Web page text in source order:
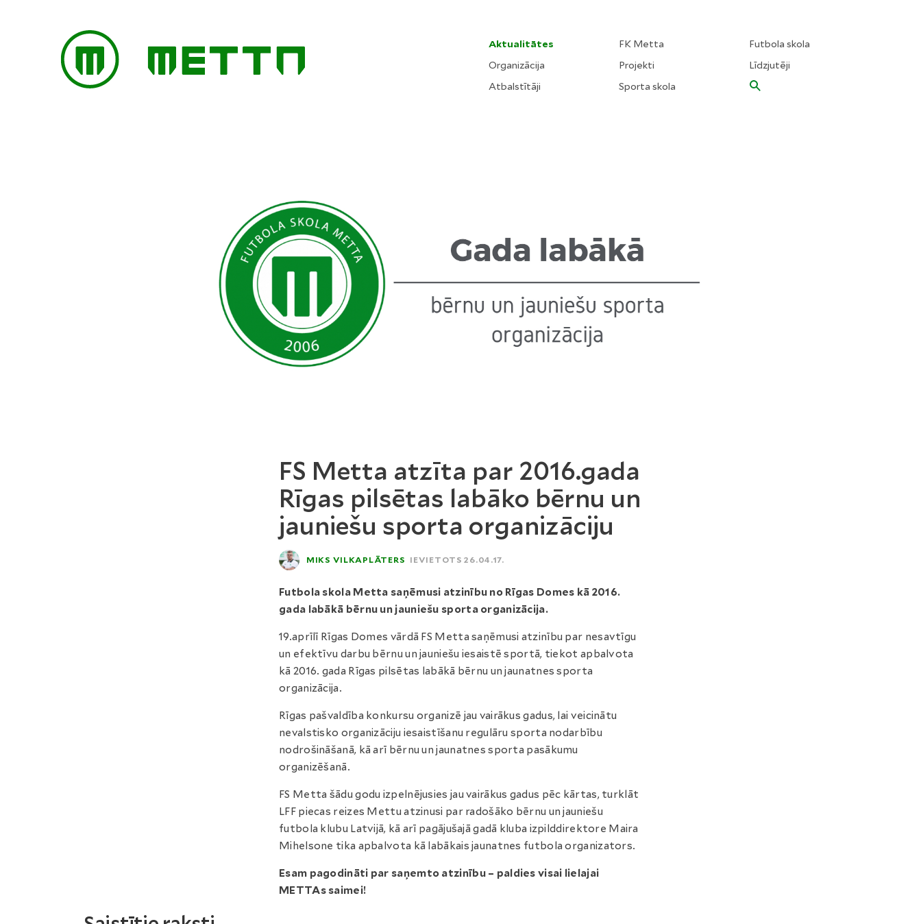
Aktualitātes
Organizācija
Atbalstītāji
FK Metta
Projekti
Sporta skola
Futbola skola
Līdzjutēji
FS Metta atzīta par 2016.gada
Rīgas pilsētas labāko bērnu un
jauniešu sporta organizāciju
MIKS VILKAPLĀTERS IEVIETOTS 26.04.17.
Futbola skola Metta saņēmusi atzinību no Rīgas Domes kā 2016.
gada labākā bērnu un jauniešu sporta organizācija.
19.aprīlī Rīgas Domes vārdā FS Metta saņēmusi atzinību par nesavtīgu
un efektīvu darbu bērnu un jauniešu iesaistē sportā, tiekot apbalvota
kā 2016. gada Rīgas pilsētas labākā bērnu un jaunatnes sporta
organizācija.
Rīgas pašvaldība konkursu organizē jau vairākus gadus, lai veicinātu
nevalstisko organizāciju iesaistīšanu regulāru sporta nodarbību
nodrošināšanā, kā arī bērnu un jaunatnes sporta pasākumu
organizēšanā.
FS Metta šādu godu izpelnējusies jau vairākus gadus pēc kārtas, turklāt
LFF piecas reizes Mettu atzinusi par radošāko bērnu un jauniešu
futbola klubu Latvijā, kā arī pagājušajā gadā kluba izpilddirektore Maira
Mihelsone tika apbalvota kā labākais jaunatnes futbola organizators.
Esam pagodināti par saņemto atzinību – paldies visai lielajai
METTAs saimei!